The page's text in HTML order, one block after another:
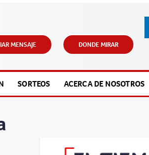
MENSAJE DONDE MIRAR
SORTEOS ACERCA DE NOSOTROS